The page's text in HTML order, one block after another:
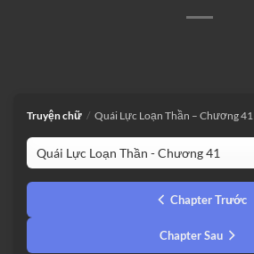
Truyện chữ / Quái Lực Loạn Thần – Chương 41
Chapter Trước
Chapter Sau